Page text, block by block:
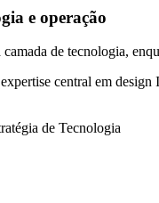
e operação
de tecnologia,
central em
de Tecnologia